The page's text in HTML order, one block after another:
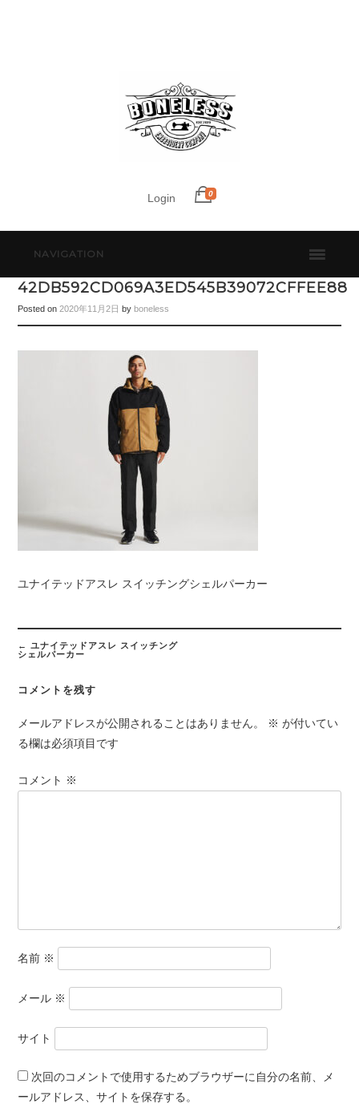
Login 0
NAVIGATION
42DB592CD069A3ED545B39072CFFEE88
Posted on2020年11月2日 byboneless
ユナイテッドアスレ スイッチングシェルパーカー
Post
navigation
← ユナイテッドアスレ スイッチング
シェルパーカー
コメントを残す
メールアドレスが公開されることはありません。 ※ が付いてい
る欄は必須項目です
コメント ※
名前 ※
メール ※
サイト
次回のコメントで使用するためブラウザーに自分の名前、メ
ールアドレス、サイトを保存する。